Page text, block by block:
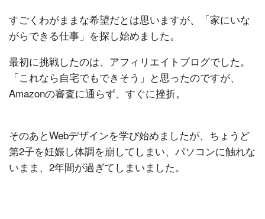
すごくわがままな希望だとは思いますが、「家にいな
がらできる仕事」を探し始めました。
最初に挑戦したのは、アフィリエイトブログでした。
「これなら自宅でもできそう」と思ったのですが、
Amazonの審査に通らず、すぐに挫折。
そのあとWebデザインを学び始めましたが、ちょうど
第2子を妊娠し体調を崩してしまい、パソコンに触れな
いまま、2年間が過ぎてしまいました。